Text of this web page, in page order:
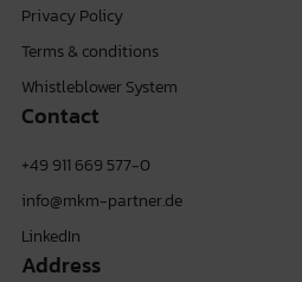
Privacy Policy
Terms & conditions
Whistleblower System
Contact
+49 911 669 577-0
info@mkm-partner.de
LinkedIn
Address